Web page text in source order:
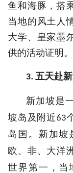
鱼和海豚，搭
当地的风土人
大学、皇家墨
供的活动证明。
3. 五天赴
新加坡是
坡岛及附近63
岛国。新加坡
欧、非、大洋
世界第一，当